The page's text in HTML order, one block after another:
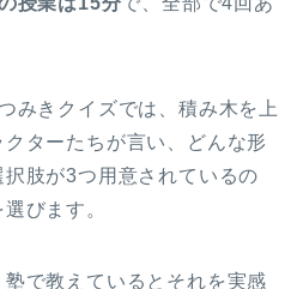
みきクイズでは、積み木を上
ターたちが言い、どんな形
肢が3つ用意されているの
びます。
で教えているとそれを実感